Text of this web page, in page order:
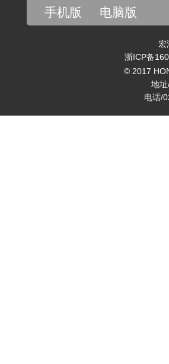
手机版 电脑版
浙ICP备
© 2017
地
电话/